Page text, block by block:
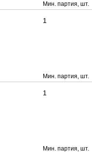
Мин. партия, шт.
1
Мин. партия, шт.
1
Мин. партия, шт.